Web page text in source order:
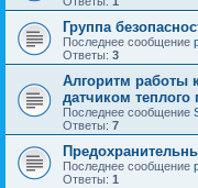
Группа
Последнее сообщение
Ответы: 3
Алгоритм работы
датчиком теплого
Последнее сообщение
Ответы: 7
Последнее сообщение
Ответы: 1